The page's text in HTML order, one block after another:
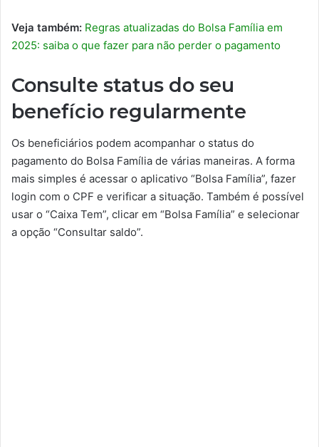
Veja também: ​Regras atualizadas do Bolsa Família em
2025: saiba o que fazer para não perder o pagamento
Consulte status do seu
benefício regularmente
Os beneficiários podem acompanhar o status do
pagamento do Bolsa Família de várias maneiras. A forma
mais simples é acessar o aplicativo “Bolsa Família”, fazer
login com o CPF e verificar a situação. Também é possível
usar o “Caixa Tem”, clicar em “Bolsa Família” e selecionar
a opção “Consultar saldo”.